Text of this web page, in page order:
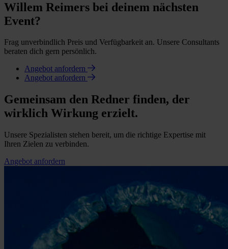
Willem Reimers bei deinem nächsten
Event?
Frag unverbindlich Preis und Verfügbarkeit an. Unsere Consultants
beraten dich gern persönlich.
Angebot anfordern
Angebot anfordern
Gemeinsam den Redner finden, der
wirklich Wirkung erzielt.
Unsere Spezialisten stehen bereit, um die richtige Expertise mit
Ihren Zielen zu verbinden.
Angebot anfordern